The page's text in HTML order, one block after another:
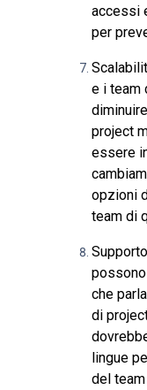
accessi
per
e i team
project
essere
opzioni
team di
che
di
lingue
del